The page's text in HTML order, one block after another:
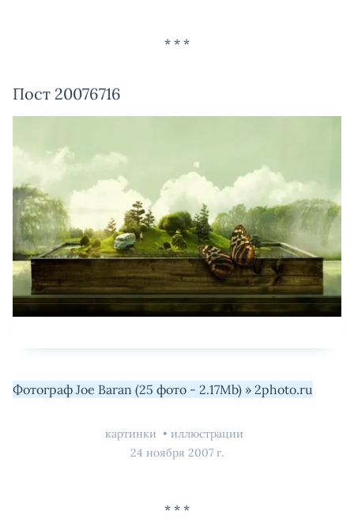
Пост 20076716
Фотограф Joe Baran (25 фото - 2.17Mb) » 2photo.ru
картинки
иллюстрации
24 ноября 2007 г.